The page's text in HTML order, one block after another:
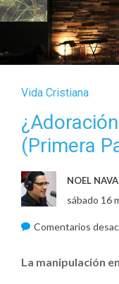
Vida Cristiana
(Primera
NOEL
sábado 16
Comentarios
La manipulación